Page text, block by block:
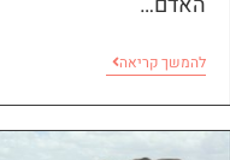
להמשך קריאה